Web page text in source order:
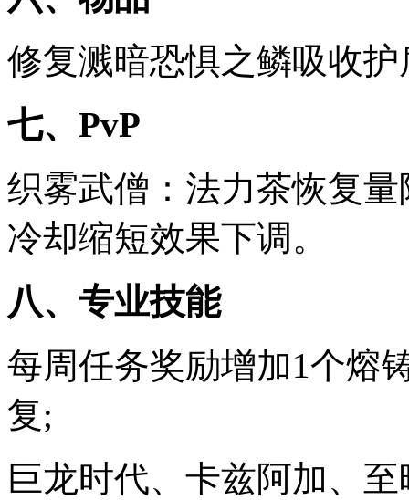
修复溅暗恐惧之鳞吸收
七、PvP
织雾武僧：法力茶恢复
冷却缩短效果下调。
八、专业技能
每周任务奖励增加1个熔
复;
巨龙时代、卡兹阿加、